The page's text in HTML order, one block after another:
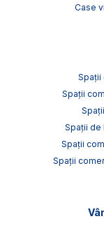
Case
Spații
Spații
Spații de
Spații
Spații